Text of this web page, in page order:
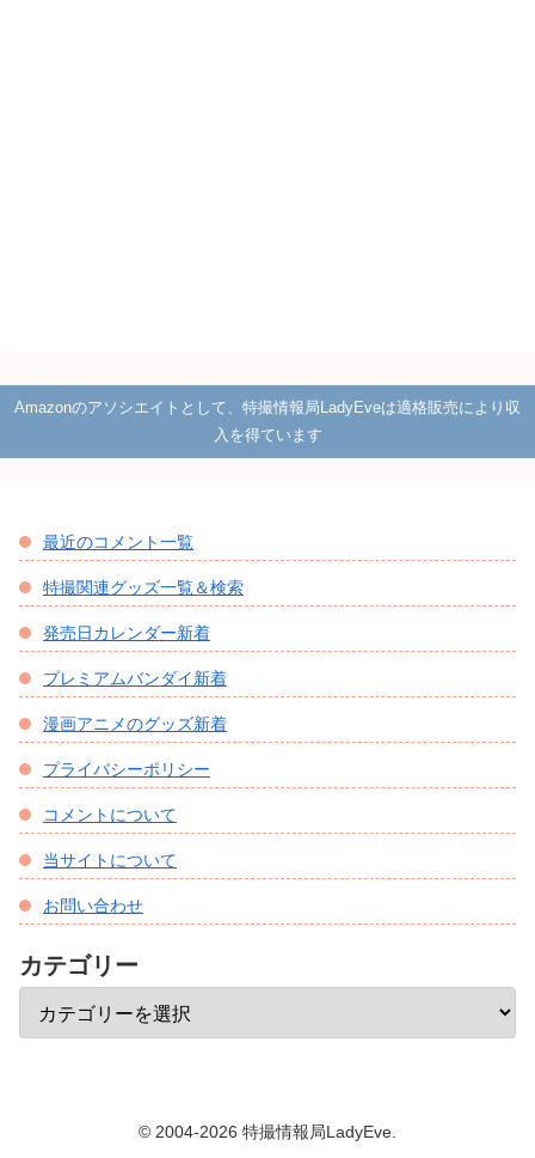
Amazonのアソシエイトとして、特撮情報局LadyEveは適格販売により収
入を得ています
最近のコメント一覧
特撮関連グッズ一覧＆検索
発売日カレンダー新着
プレミアムバンダイ新着
漫画アニメのグッズ新着
プライバシーポリシー
コメントについて
当サイトについて
お問い合わせ
カテゴリー
© 2004-2026 特撮情報局LadyEve.